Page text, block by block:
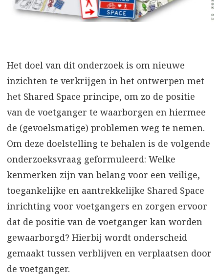
Het doel van dit onderzoek is om nieuwe
inzichten te verkrijgen in het ontwerpen met
het Shared Space principe, om zo de positie
van de voetganger te waarborgen en hiermee
de (gevoelsmatige) problemen weg te nemen.
Om deze doelstelling te behalen is de volgende
onderzoeksvraag geformuleerd: Welke
kenmerken zijn van belang voor een veilige,
toegankelijke en aantrekkelijke Shared Space
inrichting voor voetgangers en zorgen ervoor
dat de positie van de voetganger kan worden
gewaarborgd? Hierbij wordt onderscheid
gemaakt tussen verblijven en verplaatsen door
de voetganger.